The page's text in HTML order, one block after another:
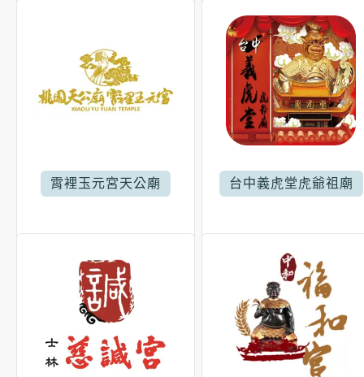
霄裡玉元宮天公廟 台中義虎堂虎爺祖廟